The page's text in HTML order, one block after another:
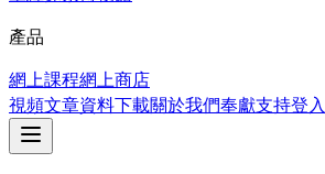
產品
網上課程網上商店
視頻文章資料下載關於我們奉獻支持登入